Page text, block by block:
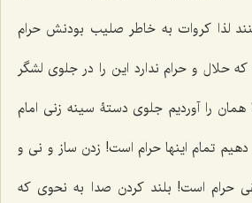
لذا کروات به خاطر صلیب بودنش حرام
حلال و حرام ندارد این را در جلوی لشگر
را آوردیم جلوی دستۀ سینه زنی امام
تمام اینها حرام است! زدن ساز و نی و
حرام است! بلند کردن صدا به نحوی که